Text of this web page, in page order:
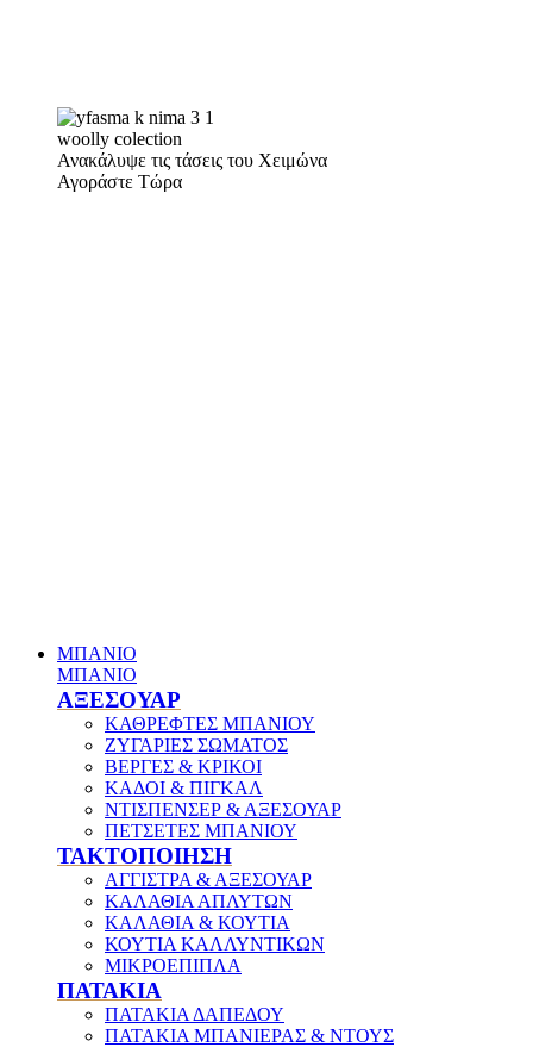
woolly colection
Ανακάλυψε τις τάσεις του Χειμώνα
Αγοράστε Τώρα
ΜΠΑΝΙΟ
ΜΠΑΝΙΟ
ΑΞΕΣΟΥΑΡ
ΚΑΘΡΕΦΤΕΣ ΜΠΑΝΙΟΥ
ΖΥΓΑΡΙΕΣ ΣΩΜΑΤΟΣ
ΒΕΡΓΕΣ & ΚΡΙΚΟΙ
ΚΑΔΟΙ & ΠΙΓΚΑΛ
ΝΤΙΣΠΕΝΣΕΡ & ΑΞΕΣΟΥΑΡ
ΠΕΤΣΕΤΕΣ ΜΠΑΝΙΟΥ
ΤΑΚΤΟΠΟΙΗΣΗ
ΑΓΓΙΣΤΡΑ & ΑΞΕΣΟΥΑΡ
ΚΑΛΑΘΙΑ ΑΠΛΥΤΩΝ
ΚΑΛΑΘΙΑ & ΚΟΥΤΙΑ
ΚΟΥΤΙΑ ΚΑΛΛΥΝΤΙΚΩΝ
ΜΙΚΡΟΕΠΙΠΛΑ
ΠΑΤΑΚΙΑ
ΠΑΤΑΚΙΑ ΔΑΠΕΔΟΥ
ΠΑΤΑΚΙΑ ΜΠΑΝΙΕΡΑΣ & ΝΤΟΥΣ